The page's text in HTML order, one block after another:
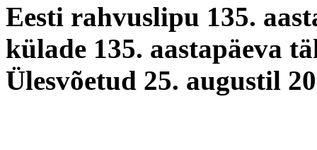
Eesti rahvuslipu 135.
külade 135. aastapäeva
Ülesvõetud 25. augustil